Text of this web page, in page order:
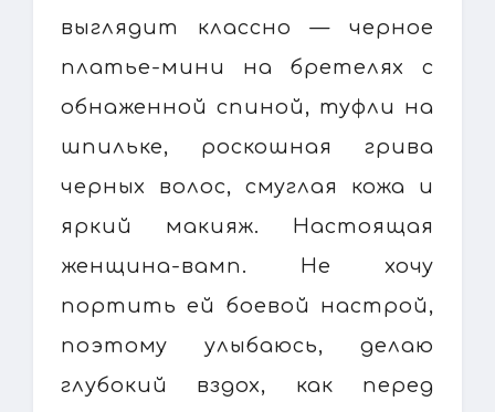
выглядит классно — черное
платье-мини на бретелях с
обнаженной спиной, туфли на
шпильке, роскошная грива
черных волос, смуглая кожа и
яркий макияж. Настоящая
женщина-вамп. Не хочу
портить ей боевой настрой,
поэтому улыбаюсь, делаю
глубокий вздох, как перед